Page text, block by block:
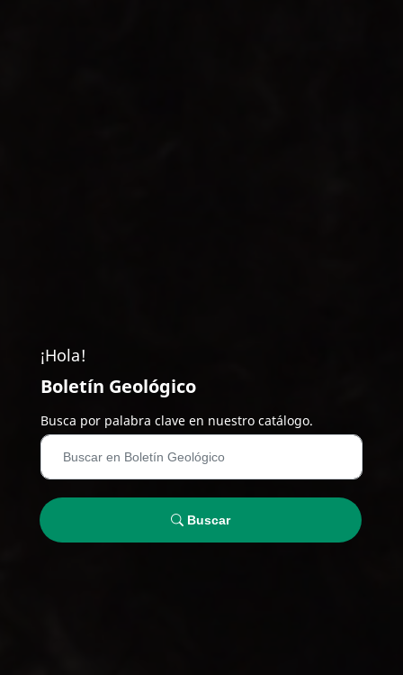
¡Hola!
Boletín Geológico
Busca por palabra clave en nuestro catálogo.
Buscar